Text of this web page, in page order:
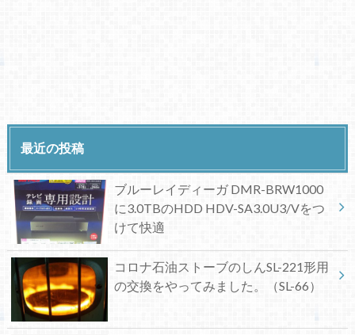
最近の投稿
ブルーレイディーガ DMR-BRW1000
に3.0TBのHDD HDV-SA3.0U3/Vをつ
けて快適
コロナ石油ストーブのしんSL-221形用
の交換をやってみました。（SL-66）